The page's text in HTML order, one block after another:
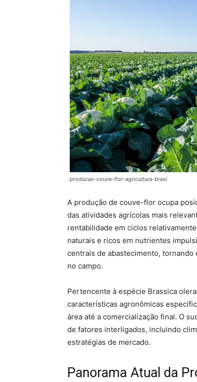
producao-couve-flor-agricultura-brasi
A produção de couve-flor ocupa
das atividades agrícolas mais
rentabilidade em ciclos
naturais e ricos em nutrientes
centrais de abastecimento,
no campo.
Pertencente à espécie Brassica
características agronômicas
área até a comercialização final. O
de fatores interligados, incluindo
estratégias de mercado.
Panorama Atual da